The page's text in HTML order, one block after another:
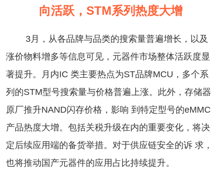
向活跃，STM系列热度大增
3月，从各品牌与品类的搜索量普遍增长，以及
涨价物料增多等信息可见，元器件市场整体活跃度显
著提升。月内IC 类主要热点为ST品牌MCU，多个系
列的STM型号搜索量与价格普遍上涨。此外，存储器
原厂推升NAND闪存价格，影响 到特定型号的eMMC
产品热度大增。包括关税升级在内的重要变化，将决
定后续应用端的备货举措。对于供应链安全的诉 求，
也将推动国产元器件的应用占比持续提升。